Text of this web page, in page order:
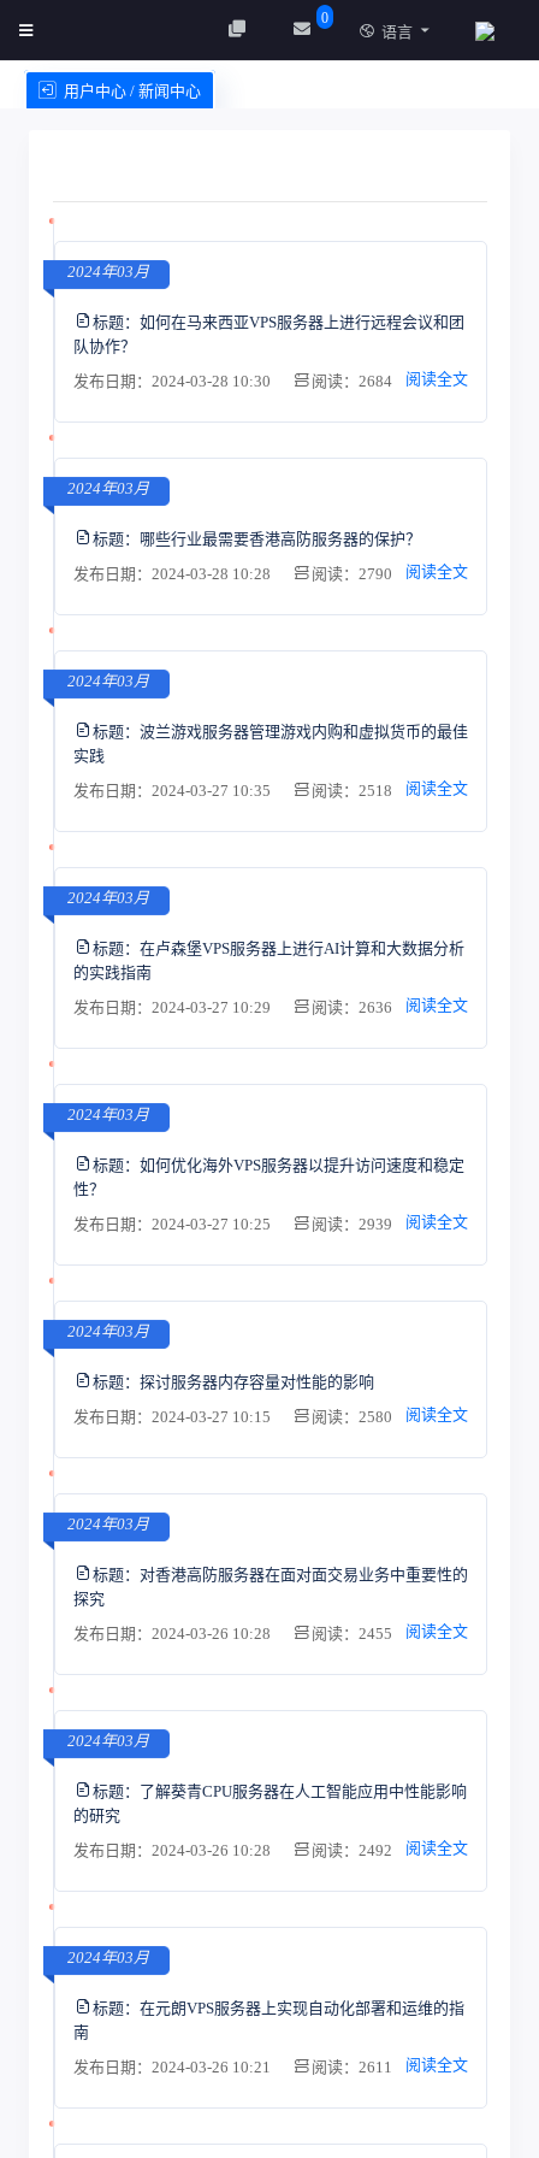
0
语言
用户中心 / 新闻中心
2024年03月
标题： 如何在马来西亚VPS服务器上进行远程会议和团
队协作？
发布日期：2024-03-28 10:30
阅读：2684 阅读全文
2024年03月
标题： 哪些行业最需要香港高防服务器的保护？
发布日期：2024-03-28 10:28
阅读：2790 阅读全文
2024年03月
标题： 波兰游戏服务器管理游戏内购和虚拟货币的最佳
实践
发布日期：2024-03-27 10:35
阅读：2518 阅读全文
2024年03月
标题： 在卢森堡VPS服务器上进行AI计算和大数据分析
的实践指南
发布日期：2024-03-27 10:29
阅读：2636 阅读全文
2024年03月
标题： 如何优化海外VPS服务器以提升访问速度和稳定
性？
发布日期：2024-03-27 10:25
阅读：2939 阅读全文
2024年03月
标题： 探讨服务器内存容量对性能的影响
发布日期：2024-03-27 10:15
阅读：2580 阅读全文
2024年03月
标题： 对香港高防服务器在面对面交易业务中重要性的
探究
发布日期：2024-03-26 10:28
阅读：2455 阅读全文
2024年03月
标题： 了解葵青CPU服务器在人工智能应用中性能影响
的研究
发布日期：2024-03-26 10:28
阅读：2492 阅读全文
2024年03月
标题： 在元朗VPS服务器上实现自动化部署和运维的指
南
发布日期：2024-03-26 10:21
阅读：2611 阅读全文